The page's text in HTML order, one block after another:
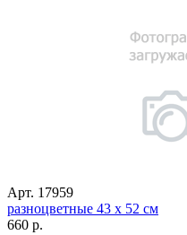
Арт. 17959
разноцветные 43 х 52 см
660 р.